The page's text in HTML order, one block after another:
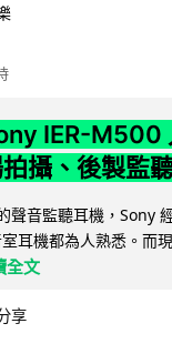
IER-M500
攝、後製監
聲音監聽耳機，Sony
耳機都為人熟悉。而
全文
享